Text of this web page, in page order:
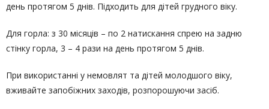
день протягом 5 днів. Підходить для дітей грудного віку.
Для горла: з 30 місяців – по 2 натискання спрею на задню
стінку горла, 3 – 4 рази на день протягом 5 днів.
При використанні у немовлят та дітей молодшого віку,
вживайте запобіжних заходів, розпорошуючи засіб.